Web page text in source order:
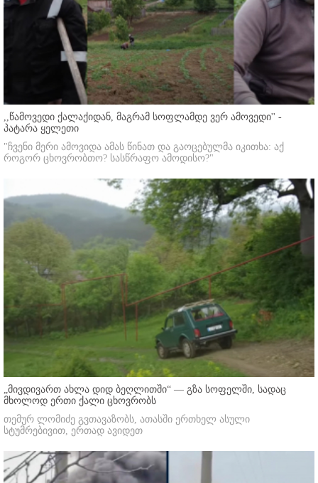
,,წამოვედი ქალაქიდან, მაგრამ სოფლამდე ვერ ამოვედი'' -
პატარა ყელეთი
"ჩვენი მერი ამოვიდა ამას წინათ და გაოცებულმა იკითხა: აქ
როგორ ცხოვრობთო? სასწრაფო ამოდისო?"
„მივდივართ ახლა დიდ ბეღლითში“ — გზა სოფელში, სადაც
მხოლოდ ერთი ქალი ცხოვრობს
თემურ ლომიძე გვთავაზობს, ათასში ერთხელ ასული
სტუმრებივით, ერთად ავიდეთ